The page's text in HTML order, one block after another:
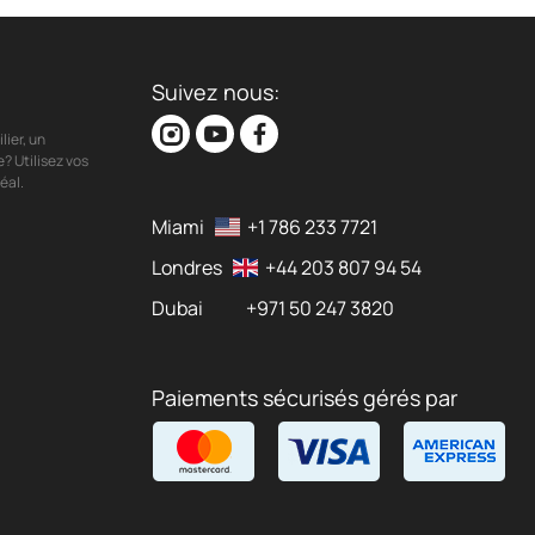
un
Utilisez vos
Suivez nous:
Miami
+1 786 233 7721
Londres
+44 203 807 94 54
Dubai
+971 50 247 3820
Paiements sécurisés gérés par